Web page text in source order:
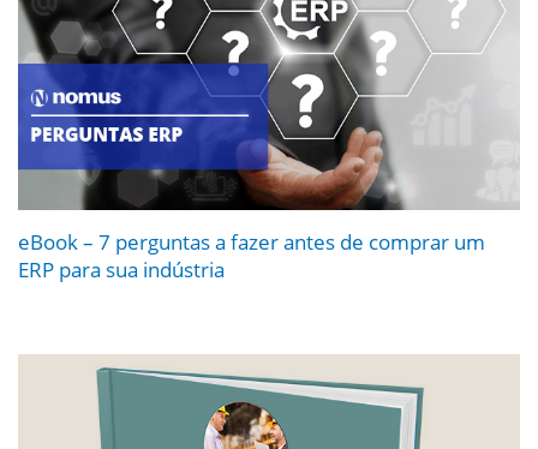
eBook – 7 perguntas a fazer antes de comprar um
ERP para sua indústria